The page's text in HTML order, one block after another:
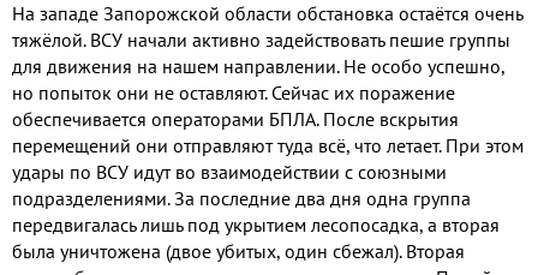
На западе Запорожской области обстановка остаётся очень
тяжёлой. ВСУ начали активно задействовать пешие группы
для движения на нашем направлении. Не особо успешно,
но попыток они не оставляют. Сейчас их поражение
обеспечивается операторами БПЛА. После вскрытия
перемещений они отправляют туда всё, что летает. При этом
удары по ВСУ идут во взаимодействии с союзными
подразделениями. За последние два дня одна группа
передвигалась лишь под укрытием лесопосадка, а вторая
была уничтожена (двое убитых, один сбежал). Вторая